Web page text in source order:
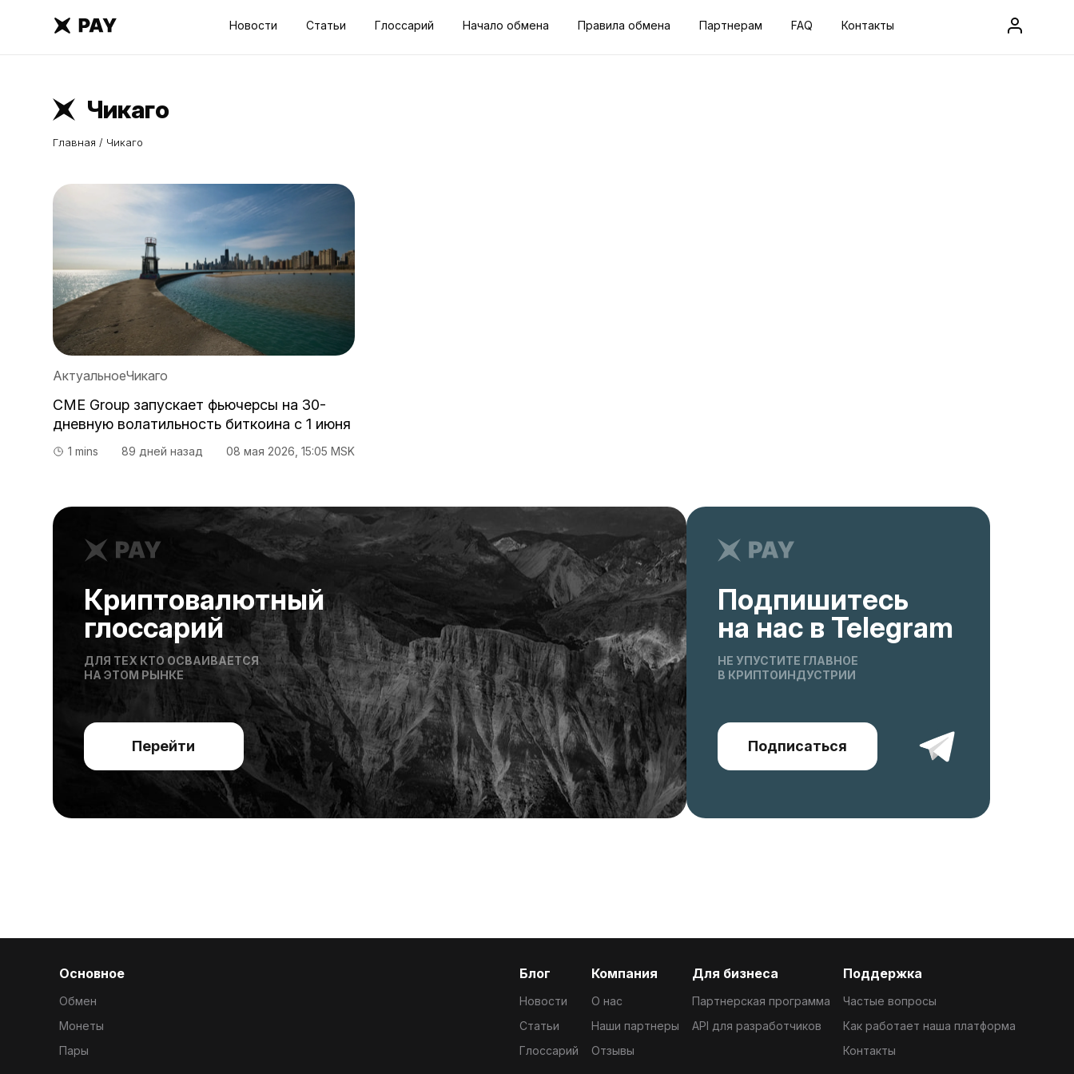
Новости Статьи Глоссарий Начало обмена Правила обмена Партнерам FAQ Контакты
Чикаго
Главная / Чикаго
АктуальноеЧикаго
CME Group запускает фьючерсы на 30-
дневную волатильность биткоина с 1 июня
1 mins 89 дней назад 08 мая 2026 , 15:05 MSK
Криптовалютный
глоссарий
ДЛЯ ТЕХ КТО ОСВАИВАЕТСЯ
НА ЭТОМ РЫНКЕ
Перейти
Подпишитесь
на нас в Telegram
НЕ УПУСТИТЕ ГЛАВНОЕ
В КРИПТОИНДУСТРИИ
Подписаться
Основное
Обмен
Монеты
Пары
Блог
Новости
Статьи
Глоссарий
Компания
О нас
Наши партнеры
Отзывы
Для бизнеса
Партнерская программа
API для разработчиков
Поддержка
Частые вопросы
Как работает наша платформа
Контакты